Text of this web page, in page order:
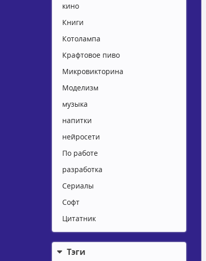
кино
Книги
Котолампа
Крафтовое пиво
Микровикторина
Моделизм
музыка
напитки
нейросети
По работе
разработка
Сериалы
Софт
Цитатник
Тэги